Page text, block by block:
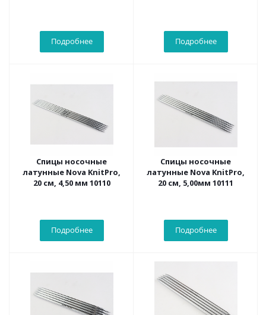
Подробнее Подробнее
Спицы носочные
латунные Nova KnitPro,
20 см, 4,50 мм 10110
Подробнее
Спицы носочные
латунные Nova KnitPro,
20 см, 5,00мм 10111
Подробнее